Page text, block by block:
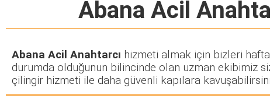
Abana Acil
Abana Acil Anahtarcı hizmeti almak için bizleri
durumda olduğunun bilincinde olan uzman ekibimiz
çilingir hizmeti ile daha güvenli kapılara